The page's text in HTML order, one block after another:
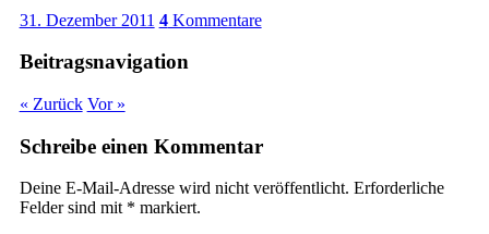
31. Dezember 2011 4Kommentare
Beitragsnavigation
« Zurück Vor »
Schreibe einen Kommentar
Deine E-Mail-Adresse wird nicht veröffentlicht. Erforderliche
Felder sind mit * markiert.